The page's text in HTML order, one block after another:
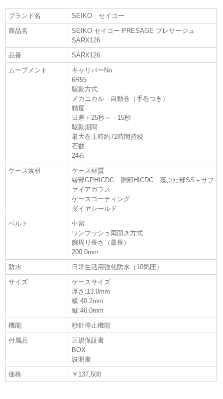
ブランド名
SEIKO セイコー
商品名
SEIKO セイコー PRESAGE プレサージュ
SARX126
品番
SARX126
ムーブメント
キャリバーNo
6R55
駆動方式
メカニカル 自動巻（手巻つき）
精度
日差＋25秒～－15秒
駆動期間
最大巻上時約72時間持続
石数
24石
ケース素材
ケース材質
縁部GPHICDC 胴部HICDC 裏ぶた部SS＋サフ
ァイアガラス
ケースコーティング
ダイヤシールド
ベルト
中留
ワンプッシュ両開き方式
腕周り長さ（最長）
200.0mm
防水
日常生活用強化防水（10気圧）
サイズ
ケースサイズ
厚さ:13.0mm
横:40.2mm
縦:46.0mm
機能
秒針停止機能
付属品
正規保証書
BOX
説明書
価格
￥137,500